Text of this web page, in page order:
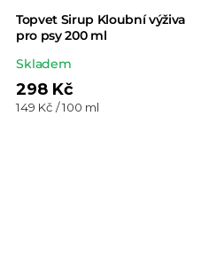
Topvet Sirup Kloubní výživa
pro psy 200 ml
Průměrné
hodnocení
produktu
Skladem
298 Kč
Měrná
149 Kč / 100 ml